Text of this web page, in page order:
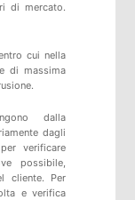
di mercato.
cui nella
di massima
dalla
dagli
verificare
possibile,
cliente. Per
e verifica